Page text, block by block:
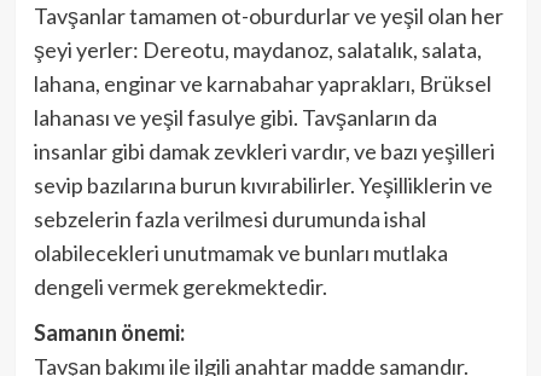
Tavşanlar tamamen ot-oburdurlar ve yeşil olan her
şeyi yerler: Dereotu, maydanoz, salatalık, salata,
lahana, enginar ve karnabahar yaprakları, Brüksel
lahanası ve yeşil fasulye gibi. Tavşanların da
insanlar gibi damak zevkleri vardır, ve bazı yeşilleri
sevip bazılarına burun kıvırabilirler. Yeşilliklerin ve
sebzelerin fazla verilmesi durumunda ishal
olabilecekleri unutmamak ve bunları mutlaka
dengeli vermek gerekmektedir.
Samanın önemi:
Tavşan bakımı ile ilgili anahtar madde samandır.